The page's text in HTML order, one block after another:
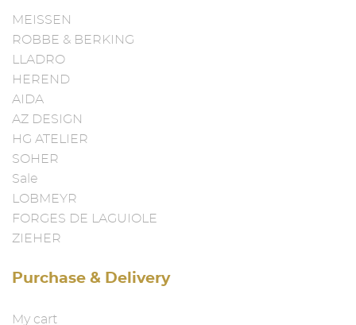
MEISSEN
ROBBE & BERKING
LLADRO
HEREND
AIDA
AZ DESIGN
HG ATELIER
SOHER
Sale
LOBMEYR
FORGES DE LAGUIOLE
ZIEHER
Purchase & Delivery
My cart